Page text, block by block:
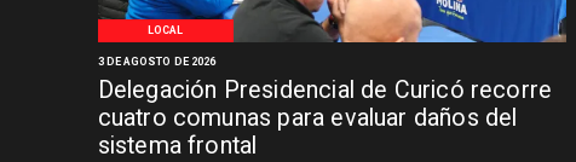
LOCAL
Delegación Presidencial de Curicó recorre
cuatro comunas para evaluar daños del
sistema frontal
3 DE AGOSTO DE 2026